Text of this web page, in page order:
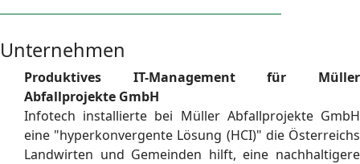
Unternehmen
Produktives IT-Management für Müller
Abfallprojekte GmbH
Infotech installierte bei Müller Abfallprojekte GmbH
eine "hyperkonvergente Lösung (HCI)" die Österreichs
Landwirten und Gemeinden hilft, eine nachhaltigere